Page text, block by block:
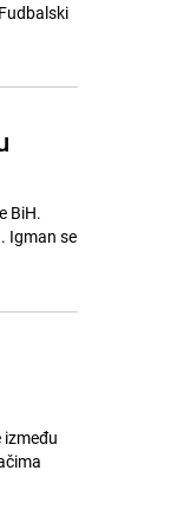
BiH.
Igman se